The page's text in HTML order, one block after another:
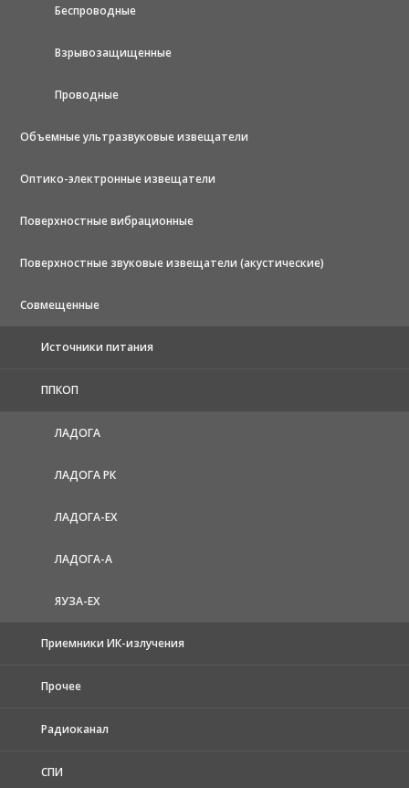
Беспроводные
Взрывозащищенные
Проводные
Объемные ультразвуковые извещатели
Оптико-электронные извещатели
Поверхностные вибрационные
Поверхностные звуковые извещатели (акустические)
Совмещенные
Источники питания
ППКОП
ЛАДОГА
ЛАДОГА РК
ЛАДОГА-EX
ЛАДОГА-А
ЯУЗА-ЕХ
Приемники ИК-излучения
Прочее
Радиоканал
СПИ